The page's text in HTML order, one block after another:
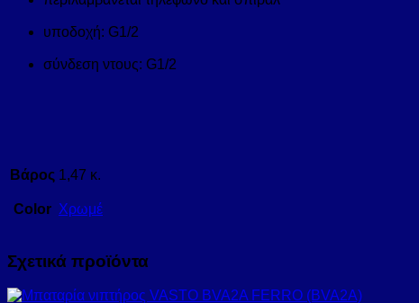
υποδοχή: G1/2
σύνδεση ντους: G1/2
Βάρος 1,47 κ.
Color Χρωμέ
Σχετικά προϊόντα